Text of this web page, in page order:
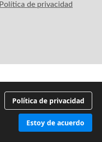
Política de privacidad
Política de privacidad
Estoy de acuerdo